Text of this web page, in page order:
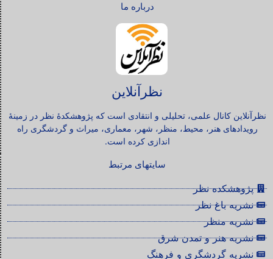
درباره ما
نظرآنلاین
نظرآنلاین کانال علمی، تحلیلی و انتقادی است که پژوهشکدۀ نظر در زمینۀ
رویدادهای هنر، محیط، منظر، شهر، معماری، میراث و گردشگری راه
اندازی کرده است.
سایتهای مرتبط
پژوهشکده نظر
نشریه باغ نظر
نشریه منظر
نشریه هنر و تمدن شرق
نشریه گردشگری و فرهنگ